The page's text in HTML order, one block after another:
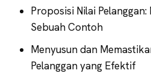
Proposisi Nilai
Sebuah Contoh
Menyusun dan
Pelanggan yang Efektif